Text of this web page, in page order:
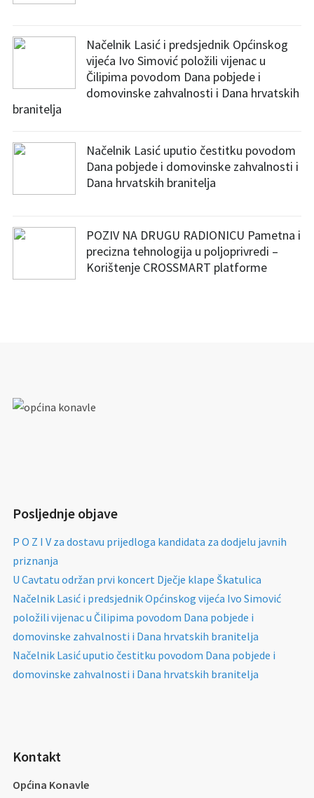
Načelnik Lasić i predsjednik Općinskog
vijeća Ivo Simović položili vijenac u
Čilipima povodom Dana pobjede i
domovinske zahvalnosti i Dana hrvatskih
branitelja
Načelnik Lasić uputio čestitku povodom
Dana pobjede i domovinske zahvalnosti i
Dana hrvatskih branitelja
POZIV NA DRUGU RADIONICU Pametna i
precizna tehnologija u poljoprivredi –
Korištenje CROSSMART platforme
Posljednje objave
P O Z I V za dostavu prijedloga kandidata za dodjelu javnih
priznanja
U Cavtatu održan prvi koncert Dječje klape Škatulica
Načelnik Lasić i predsjednik Općinskog vijeća Ivo Simović
položili vijenac u Čilipima povodom Dana pobjede i
domovinske zahvalnosti i Dana hrvatskih branitelja
Načelnik Lasić uputio čestitku povodom Dana pobjede i
domovinske zahvalnosti i Dana hrvatskih branitelja
Kontakt
Općina Konavle